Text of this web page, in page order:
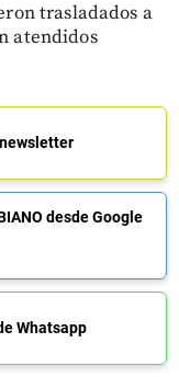
trasladados a
atendidos
desde Google
Whatsapp